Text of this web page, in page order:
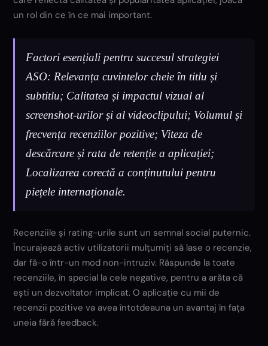
un rol din ce în ce mai important.
Factori esențiali pentru succesul strategiei
ASO: Relevanța cuvintelor cheie în titlu și
subtitlu; Calitatea și impactul vizual al
screenshot-urilor și al videoclipului; Volumul și
frecvența recenziilor pozitive; Viteza de
descărcare și rata de retenție a aplicației;
Localizarea corectă a conținutului pentru
piețele internaționale.
Recenziile și rating-urile sunt un semnal social puternic.
Încurajează activ utilizatorii mulțumiți să lase o recenzie,
dar fă-o într-un mod non-intruziv. Răspunde la toate
recenziile, în special la cele negative, pentru a arăta că
ești un dezvoltator implicat. O aplicație cu mii de
recenzii pozitive va avea întotdeauna un avantaj în fața
uneia fără feedback.